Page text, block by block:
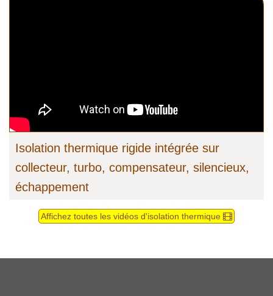
Isolation thermique rigide intégrée sur
collecteur, turbo, compensateur, silencieux,
échappement
Affichez toutes les vidéos d'isolation thermique